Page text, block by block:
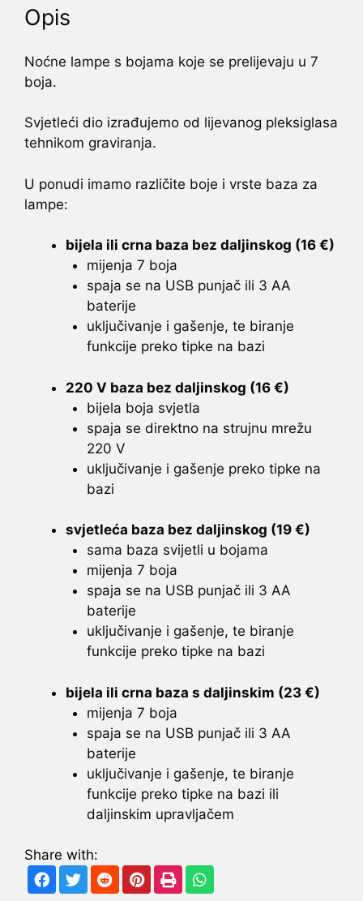
Opis
Noćne lampe s bojama koje se prelijevaju u 7
boja.
Svjetleći dio izrađujemo od lijevanog pleksiglasa
tehnikom graviranja.
U ponudi imamo različite boje i vrste baza za
lampe:
bijela ili crna baza bez daljinskog (16 €)
mijenja 7 boja
spaja se na USB punjač ili 3 AA
baterije
uključivanje i gašenje, te biranje
funkcije preko tipke na bazi
220 V baza bez daljinskog (16 €)
bijela boja svjetla
spaja se direktno na strujnu mrežu
220 V
uključivanje i gašenje preko tipke na
bazi
svjetleća baza bez daljinskog (19 €)
sama baza svijetli u bojama
mijenja 7 boja
spaja se na USB punjač ili 3 AA
baterije
uključivanje i gašenje, te biranje
funkcije preko tipke na bazi
bijela ili crna baza s daljinskim (23 €)
mijenja 7 boja
spaja se na USB punjač ili 3 AA
baterije
uključivanje i gašenje, te biranje
funkcije preko tipke na bazi ili
daljinskim upravljačem
Share with: